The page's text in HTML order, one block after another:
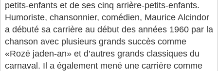
petits-enfants et de ses cinq arrière-petits-enfants.
Humoriste, chansonnier, comédien, Maurice Alcindor
a débuté sa carrière au début des années 1960 par la
chanson avec plusieurs grands succès comme
«Rozé jaden-an» et d’autres grands classiques du
carnaval. Il a également mené une carrière comme